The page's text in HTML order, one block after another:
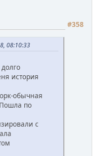
#358
08:10:33
история
обычная
по
с